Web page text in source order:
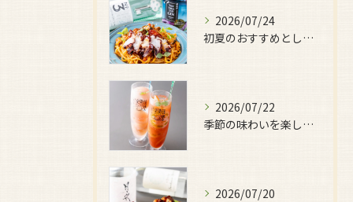
2026/07/24
初夏のおすすめとしてご用意しているのが、
2026/07/22
季節の味わいを楽しみたい日におすすめなのが、
2026/07/20